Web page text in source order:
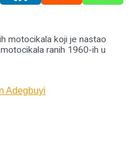
motocikala koji je nastao
ranih 1960-ih u